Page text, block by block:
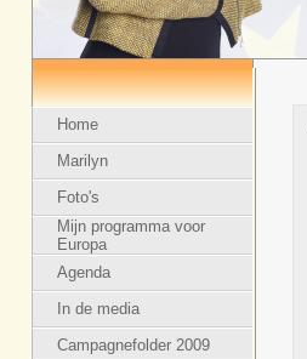
Home
Marilyn
Foto's
Mijn programma voor
Europa
Agenda
In de media
Campagnefolder 2009